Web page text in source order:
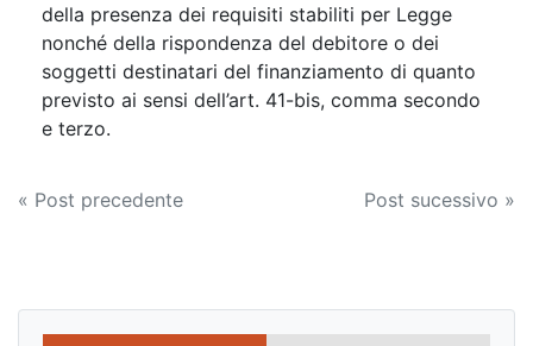
della presenza dei requisiti stabiliti per Legge
nonché della rispondenza del debitore o dei
soggetti destinatari del finanziamento di quanto
previsto ai sensi dell’art. 41-bis, comma secondo
e terzo.
Navigazione
« Post precedente Post sucessivo »